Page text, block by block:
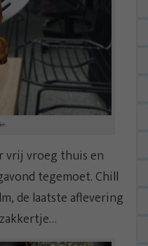
vrij vroeg thuis en
tegemoet. Chill
de laatste aflevering